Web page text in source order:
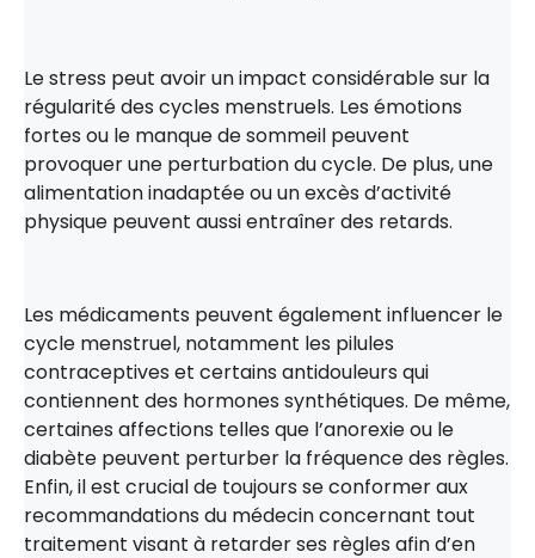
Le stress peut avoir un impact considérable sur la
régularité des cycles menstruels. Les émotions
fortes ou le manque de sommeil peuvent
provoquer une perturbation du cycle. De plus, une
alimentation inadaptée ou un excès d’activité
physique peuvent aussi entraîner des retards.
Les médicaments peuvent également influencer le
cycle menstruel, notamment les pilules
contraceptives et certains antidouleurs qui
contiennent des hormones synthétiques. De même,
certaines affections telles que l’anorexie ou le
diabète peuvent perturber la fréquence des règles.
Enfin, il est crucial de toujours se conformer aux
recommandations du médecin concernant tout
traitement visant à retarder ses règles afin d’en